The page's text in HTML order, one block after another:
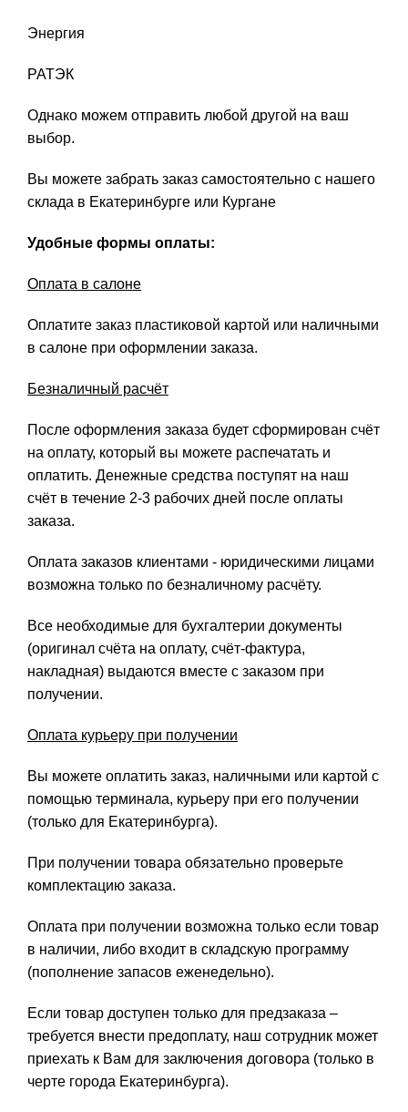
Энергия
РАТЭК
Однако можем отправить любой другой на ваш
выбор.
Вы можете забрать заказ самостоятельно с нашего
склада в Екатеринбурге или Кургане
Удобные формы оплаты:
Оплата в салоне
Оплатите заказ пластиковой картой или наличными
в салоне при оформлении заказа.
Безналичный расчёт
После оформления заказа будет сформирован счёт
на оплату, который вы можете распечатать и
оплатить. Денежные средства поступят на наш
счёт в течение 2-3 рабочих дней после оплаты
заказа.
Оплата заказов клиентами - юридическими лицами
возможна только по безналичному расчёту.
Все необходимые для бухгалтерии документы
(оригинал счёта на оплату, счёт-фактура,
накладная) выдаются вместе с заказом при
получении.
Оплата курьеру при получении
Вы можете оплатить заказ, наличными или картой с
помощью терминала, курьеру при его получении
(только для Екатеринбурга).
При получении товара обязательно проверьте
комплектацию заказа.
Оплата при получении возможна только если товар
в наличии, либо входит в складскую программу
(пополнение запасов еженедельно).
Если товар доступен только для предзаказа –
требуется внести предоплату, наш сотрудник может
приехать к Вам для заключения договора (только в
черте города Екатеринбурга).